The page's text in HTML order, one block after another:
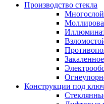
Производство стекла
Конструкции под